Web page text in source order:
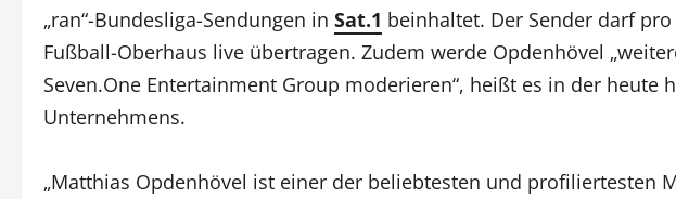
„ran“-Bundesliga-Sendungen in Sat.1 beinhaltet. Der Sender darf
Fußball-Oberhaus live übertragen. Zudem werde Opdenhövel
Seven.One Entertainment Group moderieren“, heißt es in der heute
Unternehmens.
„Matthias Opdenhövel ist einer der beliebtesten und profiliertesten